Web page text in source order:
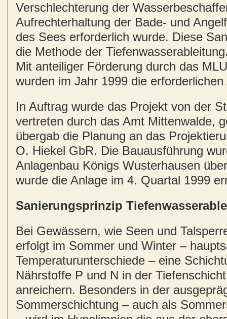
Verschlechterung der
Aufrechterhaltung der Bade- und
des Sees erforderlich wurde. Diese
die Methode der
Mit anteiliger Förderung durch das
wurden im Jahr 1999 die
In Auftrag wurde das Projekt von der
vertreten durch das Amt Mittenwalde,
übergab die Planung an das
O. Hiekel GbR. Die Bauausführung
Anlagenbau Königs Wusterhausen
wurde die Anlage im 4. Quartal 1999
Sanierungsprinzip
Bei Gewässern, wie Seen und
erfolgt im Sommer und Winter –
Temperaturunterschiede – eine
Nährstoffe P und N in der
anreichern. Besonders in der
Sommerschichtung – auch als